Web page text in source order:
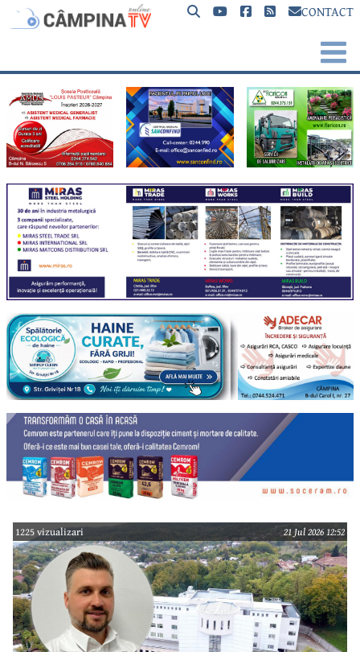
CONTACT
1225 vizualizari 21 Jul 2026 12:52